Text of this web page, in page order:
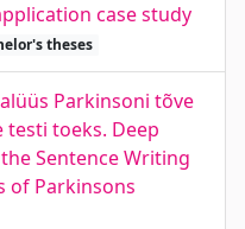
case study
theses
Parkinsoni tõve
toeks. Deep
Sentence Writing
of Parkinsons